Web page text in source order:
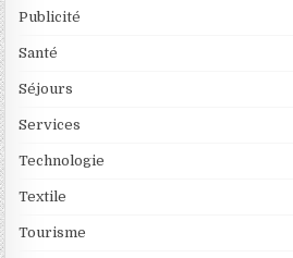
Publicité
Santé
Séjours
Services
Technologie
Textile
Tourisme